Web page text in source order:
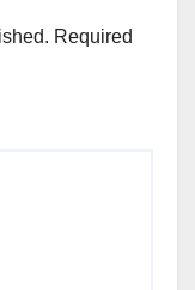
Required